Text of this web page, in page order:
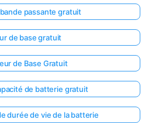
passante gratuit
de base gratuit
de Base Gratuit
de batterie gratuit
durée de vie de la batterie